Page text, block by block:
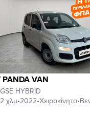
PANDA VAN
HYBRID
χλμ•2022•Χειροκίνητο•